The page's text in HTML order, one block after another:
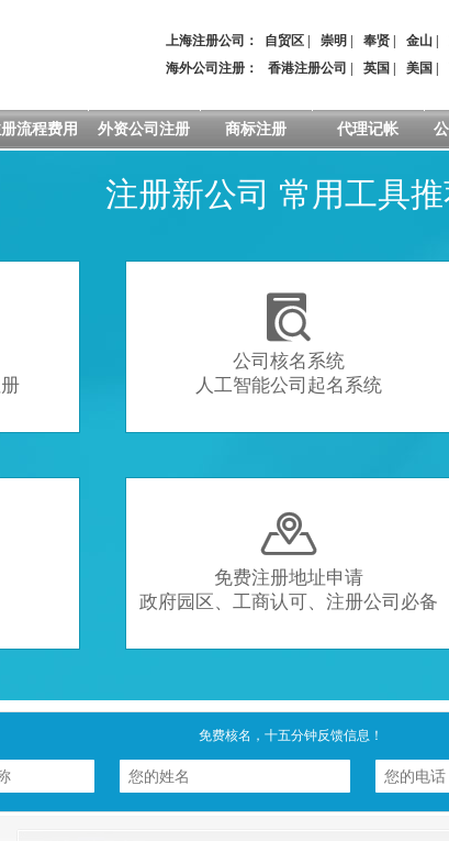
上海注册公司： 自贸区 崇明 奉贤 金山
海外公司注册：
香港注册公司 英国 美国
流程费用 外资公司注册 商标注册 代理记帐
注册新公司 常用工具

公司核名系统
人工智能公司起名系统

免费注册地址申请
政府园区、工商认可、注册公司必备
免费核名，十五分钟反馈信息！